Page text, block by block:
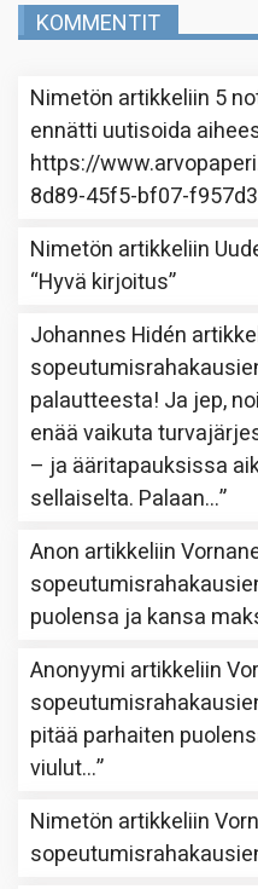
KOMMENTIT
Nimetön artikkeliin 5
ennätti uutisoida
https://
8d89-45f5-bf07-
Nimetön artikkeliin
“Hyvä kirjoitus”
Johannes Hidén
palautteesta! Ja jep,
enää vaikuta
– ja ääritapauksissa
sellaiselta. Palaan…”
Anon artikkeliin
puolensa ja kansa
Anonyymi artikkeliin
pitää parhaiten
viulut…”
Nimetön artikkeliin